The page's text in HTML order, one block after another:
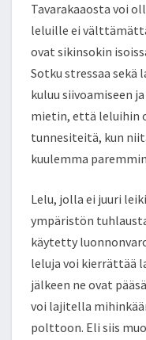
Tavarakaaosta voi
leluille ei
ovat sikinsokin
Sotku stressaa sekä
kuluu siivoamiseen
mietin, että leluihin
tunnesiteitä, kun
kuulemma
Lelu, jolla ei juuri
ympäristön
käytetty
leluja voi kierrättää
jälkeen ne ovat
voi lajitella
polttoon. Eli siis